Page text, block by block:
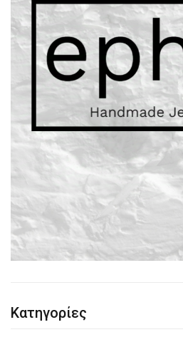
Κατηγορίες